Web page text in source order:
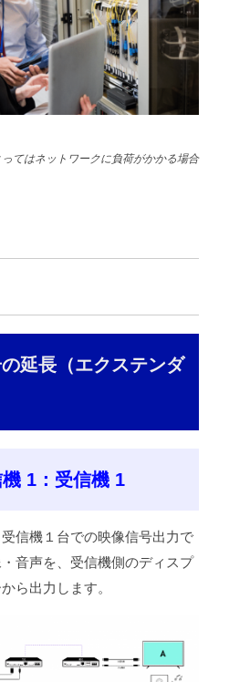
てはネットワークに負荷がかかる場合
延長（エクステンダ
1：受信機 1
信機１台での映像信号出力で
音声を、受信機側のディスプ
ら出力します。